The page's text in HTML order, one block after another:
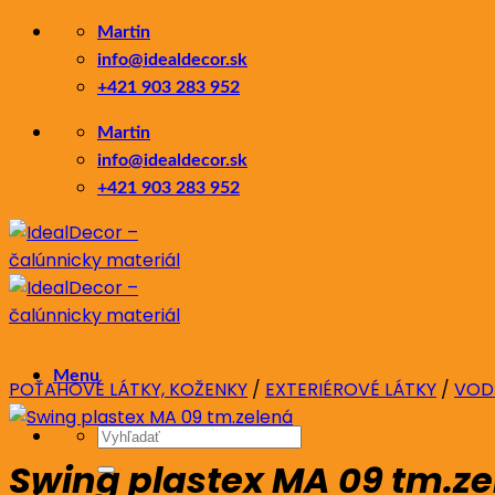
Skip
content
Martin
info@idealdecor.sk
+421 903 283 952
Martin
info@idealdecor.sk
+421 903 283 952
Menu
Hľadať:
POŤAHOVÉ LÁTKY, KOŽENKY / EXTERIÉROVÉ LÁTKY /
Swing plastex MA 09